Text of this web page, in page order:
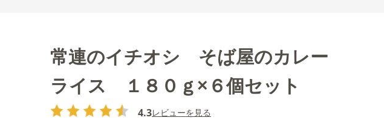
常連のイチオシ そば屋のカレー
ライス １８０ｇ×６個セット
4.3レビューを見る